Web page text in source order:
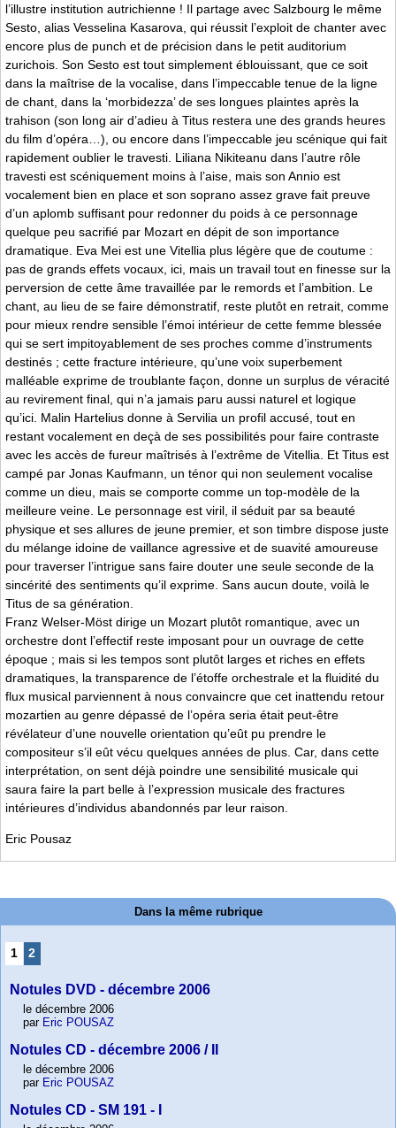
l’illustre institution autrichienne ! Il partage avec Salzbourg le même
Sesto, alias Vesselina Kasarova, qui réussit l’exploit de chanter avec
encore plus de punch et de précision dans le petit auditorium
zurichois. Son Sesto est tout simplement éblouissant, que ce soit
dans la maîtrise de la vocalise, dans l’impeccable tenue de la ligne
de chant, dans la ‘morbidezza’ de ses longues plaintes après la
trahison (son long air d’adieu à Titus restera une des grands heures
du film d’opéra…), ou encore dans l’impeccable jeu scénique qui fait
rapidement oublier le travesti. Liliana Nikiteanu dans l’autre rôle
travesti est scéniquement moins à l’aise, mais son Annio est
vocalement bien en place et son soprano assez grave fait preuve
d’un aplomb suffisant pour redonner du poids à ce personnage
quelque peu sacrifié par Mozart en dépit de son importance
dramatique. Eva Mei est une Vitellia plus légère que de coutume :
pas de grands effets vocaux, ici, mais un travail tout en finesse sur la
perversion de cette âme travaillée par le remords et l’ambition. Le
chant, au lieu de se faire démonstratif, reste plutôt en retrait, comme
pour mieux rendre sensible l’émoi intérieur de cette femme blessée
qui se sert impitoyablement de ses proches comme d’instruments
destinés ; cette fracture intérieure, qu’une voix superbement
malléable exprime de troublante façon, donne un surplus de véracité
au revirement final, qui n’a jamais paru aussi naturel et logique
qu’ici. Malin Hartelius donne à Servilia un profil accusé, tout en
restant vocalement en deçà de ses possibilités pour faire contraste
avec les accès de fureur maîtrisés à l’extrême de Vitellia. Et Titus est
campé par Jonas Kaufmann, un ténor qui non seulement vocalise
comme un dieu, mais se comporte comme un top-modèle de la
meilleure veine. Le personnage est viril, il séduit par sa beauté
physique et ses allures de jeune premier, et son timbre dispose juste
du mélange idoine de vaillance agressive et de suavité amoureuse
pour traverser l’intrigue sans faire douter une seule seconde de la
sincérité des sentiments qu’il exprime. Sans aucun doute, voilà le
Titus de sa génération.
Franz Welser-Möst dirige un Mozart plutôt romantique, avec un
orchestre dont l’effectif reste imposant pour un ouvrage de cette
époque ; mais si les tempos sont plutôt larges et riches en effets
dramatiques, la transparence de l’étoffe orchestrale et la fluidité du
flux musical parviennent à nous convaincre que cet inattendu retour
mozartien au genre dépassé de l’opéra seria était peut-être
révélateur d’une nouvelle orientation qu’eût pu prendre le
compositeur s’il eût vécu quelques années de plus. Car, dans cette
interprétation, on sent déjà poindre une sensibilité musicale qui
saura faire la part belle à l’expression musicale des fractures
intérieures d’individus abandonnés par leur raison.
Eric Pousaz
Dans la même rubrique
1 2
Notules DVD - décembre 2006
le décembre 2006
par Eric POUSAZ
Notules CD - décembre 2006 / II
le décembre 2006
par Eric POUSAZ
Notules CD - SM 191 - I